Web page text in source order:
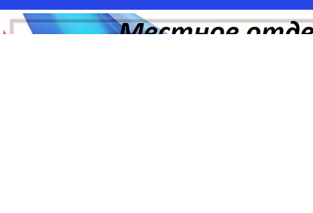
Перейти к основному содержанию